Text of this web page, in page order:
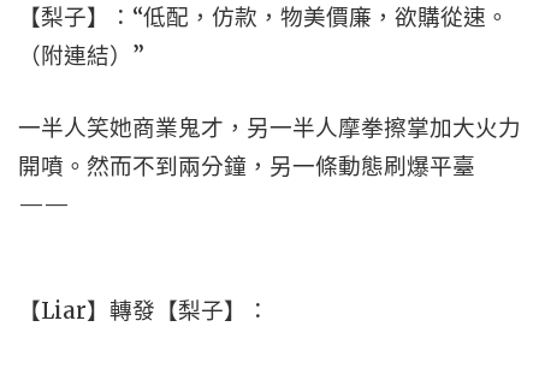
【梨子】：“低配，仿款，物美價廉，欲購從速。
（附連結）”
一半人笑她商業鬼才，另一半人摩拳擦掌加大火力
開噴。然而不到兩分鐘，另一條動態刷爆平臺
——
【Liar】轉發【梨子】：